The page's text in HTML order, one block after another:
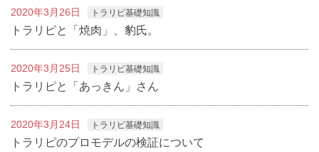
2020年3月26日 トラリピ基礎知識
トラリピと「焼肉」、豹氏。
2020年3月25日 トラリピ基礎知識
トラリピと「あっきん」さん
2020年3月24日 トラリピ基礎知識
トラリピのプロモデルの検証について